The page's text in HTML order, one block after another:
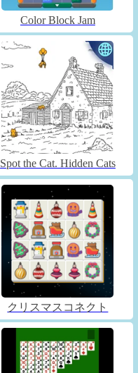
Color Block Jam
Spot the Cat. Hidden Cats
クリスマスコネクト